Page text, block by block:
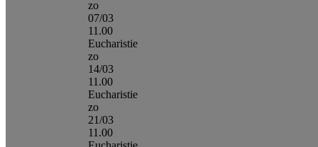
zo
07/03
11.00
Eucharistie
zo
14/03
11.00
Eucharistie
zo
21/03
11.00